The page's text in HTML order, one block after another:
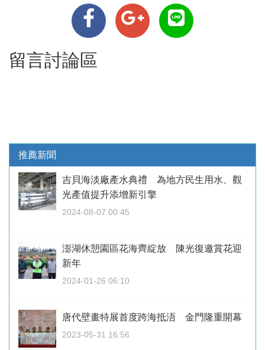
留言討論區
推薦新聞
吉貝海淡廠產水典禮 為地方民生用水、觀
光產值提升添增新引擎
2024-08-07 00:45
澎湖休憩園區花海齊綻放 陳光復邀賞花迎
新年
2024-01-26 06:10
唐代壁畫特展首度跨海抵浯 金門隆重開幕
2023-05-31 16:56